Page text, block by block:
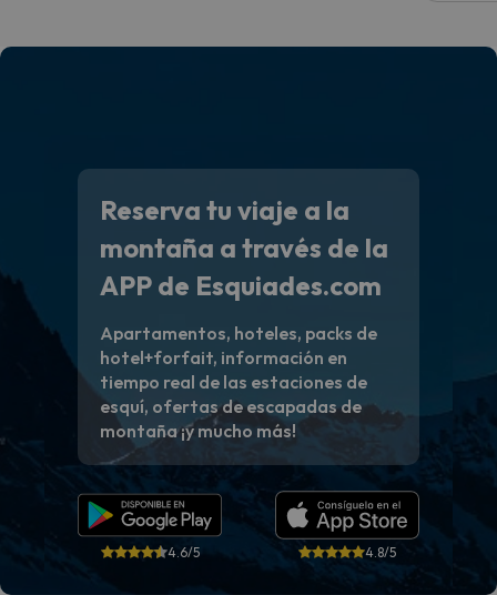
Reserva tu viaje a la
montaña a través de la
APP de Esquiades.com
Apartamentos, hoteles, packs de
hotel+forfait, información en
tiempo real de las estaciones de
esquí, ofertas de escapadas de
montaña ¡y mucho más!
4.6/5 4.8/5